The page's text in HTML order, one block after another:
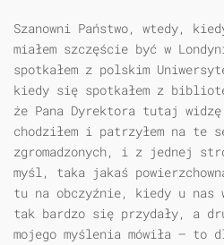
Szanowni Państwo, wtedy,
miałem szczęście być w
spotkałem z polskim
kiedy się spotkałem z
że Pana Dyrektora tutaj
chodziłem i patrzyłem na te
zgromadzonych, i z jednej
myśl, taka jakaś
tu na obczyźnie, kiedy u
tak bardzo się przydały, a
mojego myślenia mówiła — to